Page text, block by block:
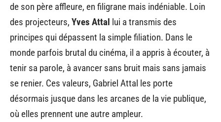
de son père affleure, en filigrane mais indéniable. Loin
des projecteurs, Yves Attal lui a transmis des
principes qui dépassent la simple filiation. Dans le
monde parfois brutal du cinéma, il a appris à écouter, à
tenir sa parole, à avancer sans bruit mais sans jamais
se renier. Ces valeurs, Gabriel Attal les porte
désormais jusque dans les arcanes de la vie publique,
où elles prennent une autre ampleur.